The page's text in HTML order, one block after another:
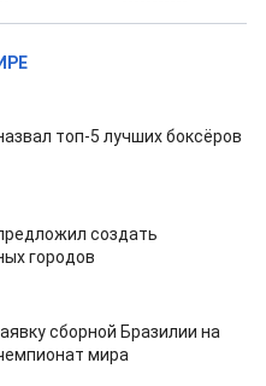
топ-5 лучших боксёров
создать
городов
сборной Бразилии на
мира